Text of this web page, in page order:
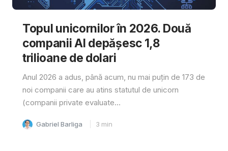
Topul unicornilor în 2026. Două
companii AI depășesc 1,8
trilioane de dolari
Anul 2026 a adus, până acum, nu mai puțin de 173 de
noi companii care au atins statutul de unicorn
(companii private evaluate...
Gabriel Barliga 3 min